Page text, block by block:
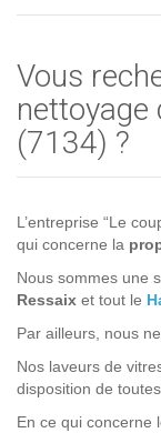
Vous
nettoyage
(7134) ?
L’entreprise “Le
qui concerne la
Nous sommes une
Ressaix et tout le
Par ailleurs, nous
Nos laveurs de
disposition de
En ce qui concerne